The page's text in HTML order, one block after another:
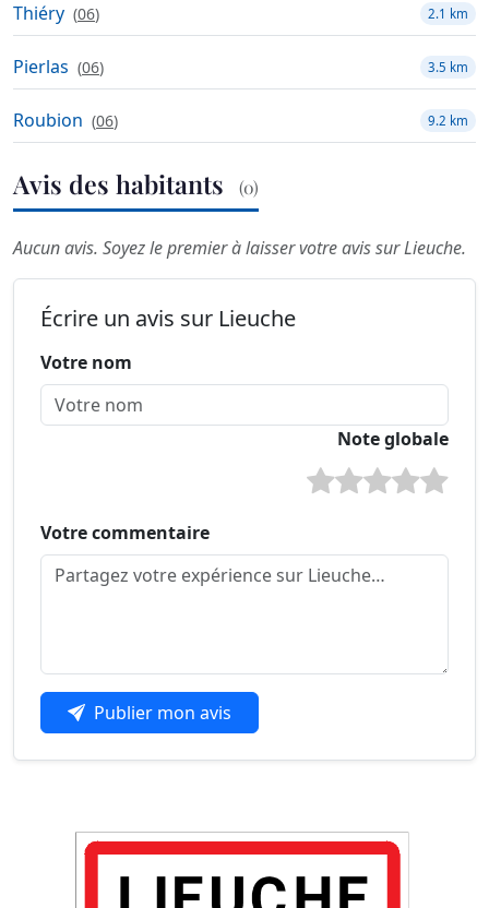
Thiéry (06) 2.1 km
Pierlas (06) 3.5 km
Roubion (06) 9.2 km
Avis des habitants (0)
Aucun avis. Soyez le premier à laisser votre avis sur Lieuche.
Écrire un avis sur Lieuche
Votre nom
Note globale
Votre commentaire
Publier mon avis